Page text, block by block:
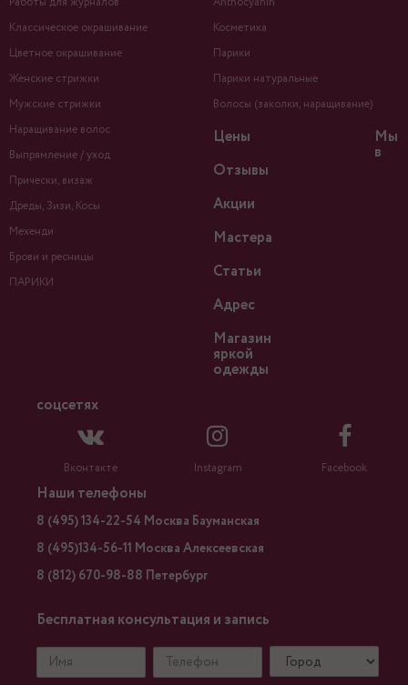
Классическое окрашивание
Цветное окрашивание
Женские стрижки
Мужские стрижки
Наращивание волос
Выпрямление / уход
Прически, визаж
Дреды, Зизи, Косы
Мехенди
Брови и ресницы
ПАРИКИ
Косметика
Парики
Парики натуральные
Волосы (заколки, наращивание)
Цены
Отзывы
Акции
Мастера
Статьи
Адрес
Магазин
яркой
одежды
Мы
в
соцсетях
Вконтакте Instagram Facebook
Наши телефоны
8 (495) 134-22-54 Москва Бауманская
8 (495)134-56-11 Москва Алексеевская
8 (812) 670-98-88 Петербург
Бесплатная консультация и запись